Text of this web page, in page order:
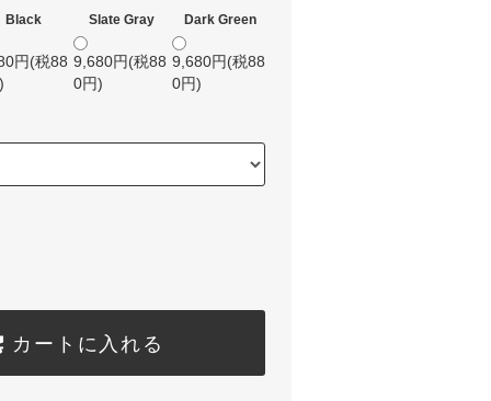
Black Slate Gray Dark Green
円(税88 9,680円(税88
0円)
9,680円(税88
0円)
カートに入れる